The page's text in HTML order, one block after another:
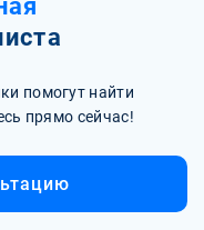
помогут найти
прямо сейчас!